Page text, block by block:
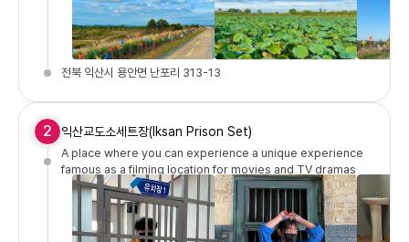
전북 익산시 용안면 난포리 313-13
2 익산교도소세트장(Iksan Prison Set)
A place where you can experience a unique experience
famous as a filming location for movies and TV dramas